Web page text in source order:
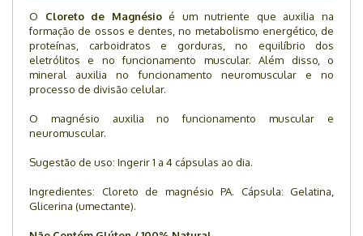
O Cloreto de Magnésioé um nutriente que auxilia na
formação de ossos e dentes, no metabolismo energético, de
proteínas, carboidratos e gorduras, no equilíbrio dos
eletrólitos e no funcionamento muscular. Além disso, o
mineral auxilia no funcionamento neuromuscular e no
processo de divisão celular.
O magnésio auxilia no funcionamento muscular e
neuromuscular.
Sugestão de uso: Ingerir 1 a 4 cápsulas ao dia.
Ingredientes:
Cloreto de magnésio PA. Cápsula: Gelatina,
Glicerina (umectante).